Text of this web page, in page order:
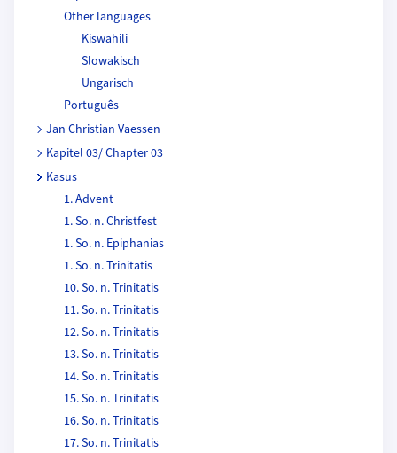
Other languages
Kiswahili
Slowakisch
Ungarisch
Português
Jan Christian Vaessen
Kapitel 03/ Chapter 03
Kasus
1. Advent
1. So. n. Christfest
1. So. n. Epiphanias
1. So. n. Trinitatis
10. So. n. Trinitatis
11. So. n. Trinitatis
12. So. n. Trinitatis
13. So. n. Trinitatis
14. So. n. Trinitatis
15. So. n. Trinitatis
16. So. n. Trinitatis
17. So. n. Trinitatis